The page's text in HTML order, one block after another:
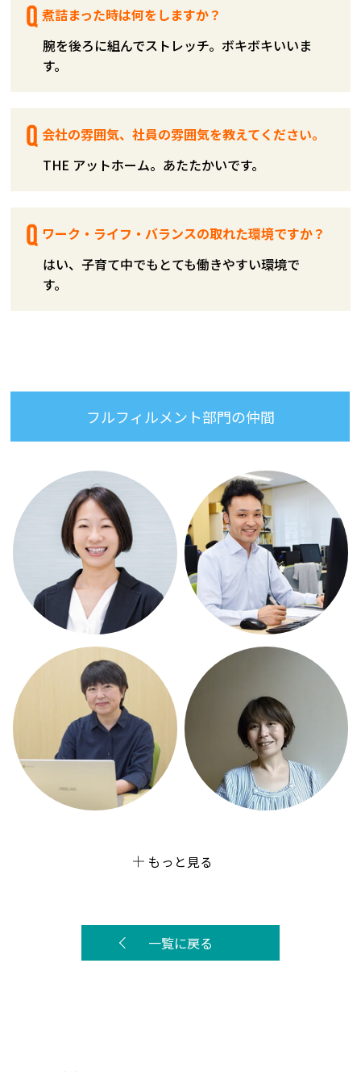
煮詰まった時は何をしますか？
腕を後ろに組んでストレッチ。ボキボキいいま
す。
会社の雰囲気、社員の雰囲気を教えてください。
THE アットホーム。あたたかいです。
ワーク・ライフ・バランスの取れた環境ですか？
はい、子育て中でもとても働きやすい環境で
す。
フルフィルメント部門の仲間
もっと見る
一覧に戻る